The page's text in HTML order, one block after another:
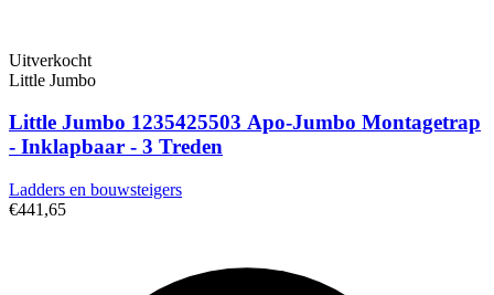
Uitverkocht
Little Jumbo
Little Jumbo 1235425503 Apo-Jumbo Montagetrap
- Inklapbaar - 3 Treden
Ladders en bouwsteigers
€441,65